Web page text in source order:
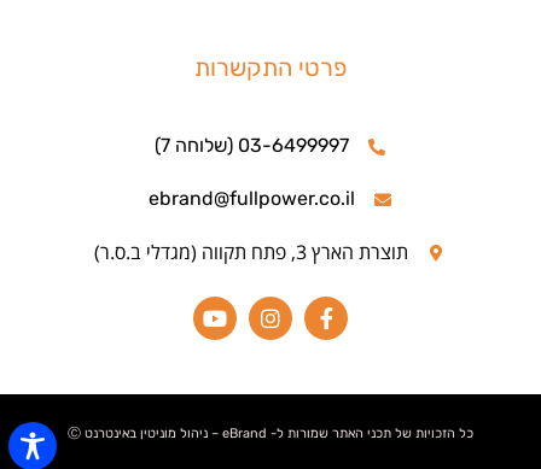
פרטי התקשרות
03-6499997 (שלוחה 7)
ebrand@fullpower.co.il
תוצרת הארץ 3, פתח תקווה (מגדלי ב.ס.ר)
כל הזכויות של תכני האתר שמורות ל- eBrand – ניהול מוניטין באינטרנט Ⓒ